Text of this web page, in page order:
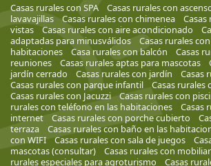
Casas rurales con SPA Casas rurales con
lavavajillas
Casas rurales con chimenea
vistas
Casas rurales con aire acondicionado
adaptadas para minusválidos
Casas rurales
habitaciones
Casa rurales con balcón
Casas
reuniones
Casas rurales aptas para mascotas
jardín cerrado
Casas rurales con jardín
Casas
Casas rurales con parque infantil
Casas rurales
Casas rurales con Jacuzzi
Casas rurales con
rurales con teléfono en las habitaciones
Casas
internet
Casas rurales con porche cubierto
terraza
Casas rurales con baño en las
con WIFI
Casas rurales con sala de juegos
mascotas (consultar)
Casas rurales con
rurales especiales para agroturismo
Casas